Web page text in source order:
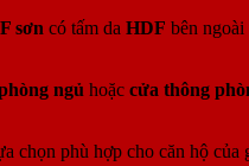
sơn có tấm da HDF bên
ngủ hoặc cửa thông
chọn phù hợp cho căn hộ của